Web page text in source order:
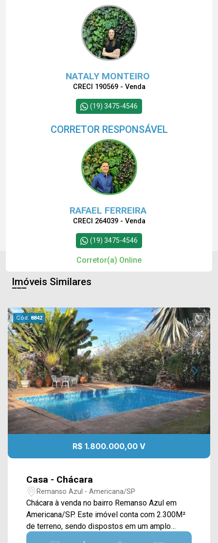
NATALY MONTEIRO
CRECI 190569 - Venda
(19) 3475-4546
CORRETOR RESPONSÁVEL
RAFAEL FERREIRA
CRECI 264039 - Venda
(19) 3475-4546
Corretor(a) Online
Imóveis Similares
Cód. 8842
R$ 1.800.000,00 V
Casa - Chácara
Remanso Azul - Americana/SP
Chácara à venda no bairro Remanso Azul em
Americana/SP. Este imóvel conta com 2.300M²
de terreno, sendo dispostos em um amplo
espaço verde disponível, espaço gourmet com